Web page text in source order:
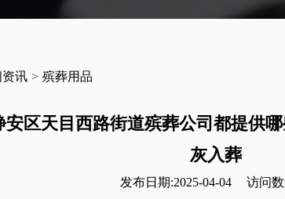
资讯 > 殡葬用品
安区天目西路街道殡葬公司都提供
灰入葬
发布日期:2025-04-04 访问